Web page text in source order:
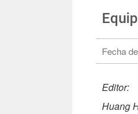
Fecha
Editor:
Huang